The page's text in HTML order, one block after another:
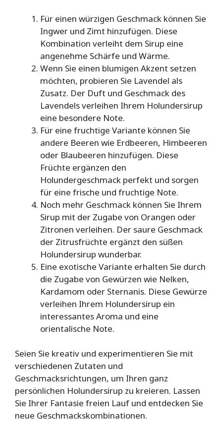
Für einen würzigen Geschmack können Sie
Ingwer und Zimt hinzufügen. Diese
Kombination verleiht dem Sirup eine
angenehme Schärfe und Wärme.
Wenn Sie einen blumigen Akzent setzen
möchten, probieren Sie Lavendel als
Zusatz. Der Duft und Geschmack des
Lavendels verleihen Ihrem Holundersirup
eine besondere Note.
Für eine fruchtige Variante können Sie
andere Beeren wie Erdbeeren, Himbeeren
oder Blaubeeren hinzufügen. Diese
Früchte ergänzen den
Holundergeschmack perfekt und sorgen
für eine frische und fruchtige Note.
Noch mehr Geschmack können Sie Ihrem
Sirup mit der Zugabe von Orangen oder
Zitronen verleihen. Der saure Geschmack
der Zitrusfrüchte ergänzt den süßen
Holundersirup wunderbar.
Eine exotische Variante erhalten Sie durch
die Zugabe von Gewürzen wie Nelken,
Kardamom oder Sternanis. Diese Gewürze
verleihen Ihrem Holundersirup ein
interessantes Aroma und eine
orientalische Note.
Seien Sie kreativ und experimentieren Sie mit
verschiedenen Zutaten und
Geschmacksrichtungen, um Ihren ganz
persönlichen Holundersirup zu kreieren. Lassen
Sie Ihrer Fantasie freien Lauf und entdecken Sie
neue Geschmackskombinationen.